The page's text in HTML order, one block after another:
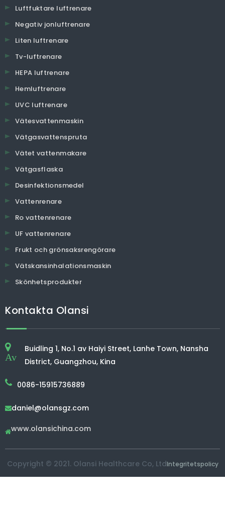
Luftfuktare luftrenare
Negativ jonluftrenare
Liten luftrenare
Tv-luftrenare
HEPA luftrenare
Hemluftrenare
UVC luftrenare
Vätesvattenmaskin
Vätgasvattenspruta
Vätet vattenmakare
Vätgasflaska
Desinfektionsmedel
Vattenrenare
Ro vattenrenare
UF vattenrenare
Frukt och grönsaksrengörare
Vätskansinhalationsmaskin
Skönhetsprodukter
Kontakta Olansi
Av
Buidling 1, No.1 av Haiyi Street, Lanhe Town, Nansha
District, Guangzhou, Kina
0086-15915736889
daniel@olansgz.com
www.olansichina.com
Copyright © 2021. Olansi Healthcare Co, LtdIntegritetspolicy